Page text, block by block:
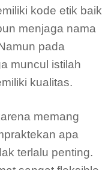
kode etik baik
menjaga nama
pada
muncul istilah
kualitas.
memang
apa
terlalu penting.